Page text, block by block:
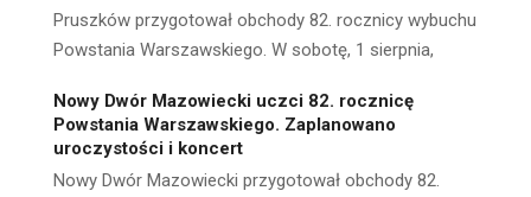
Pruszków przygotował obchody 82. rocznicy wybuchu
Powstania Warszawskiego. W sobotę, 1 sierpnia,
Nowy Dwór Mazowiecki uczci 82. rocznicę
Powstania Warszawskiego. Zaplanowano
uroczystości i koncert
Nowy Dwór Mazowiecki przygotował obchody 82.